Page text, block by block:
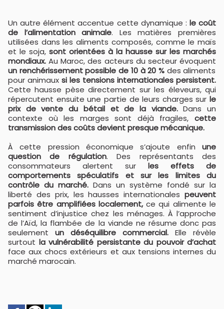
Un autre élément accentue cette dynamique : le coût
de l’alimentation animale. Les matières premières
utilisées dans les aliments composés, comme le maïs
et le soja, sont orientées à la hausse sur les marchés
mondiaux.Au Maroc, des acteurs du secteur évoquent
un renchérissement possible de 10 à 20 %des aliments
pour animaux si les tensions internationales persistent.
Cette hausse pèse directement sur les éleveurs, qui
répercutent ensuite une partie de leurs charges sur le
prix de vente du bétail et de la viande.Dans un
contexte où les marges sont déjà fragiles, cette
transmission des coûts devient presque mécanique.
À cette pression économique s’ajoute enfin une
question de régulation. Des représentants des
consommateurs alertent sur les effets de
comportements spéculatifs et sur les limites du
contrôle du marché. Dans un système fondé sur la
liberté des prix, les hausses internationales peuvent
parfois être amplifiées localement,ce qui alimente le
sentiment d’injustice chez les ménages. À l’approche
de l’Aïd, la flambée de la viande ne résume donc pas
seulement un déséquilibre commercial. Elle révèle
surtout la vulnérabilité persistante du pouvoir d’achat
face aux chocs extérieurs et aux tensions internes du
marché marocain.